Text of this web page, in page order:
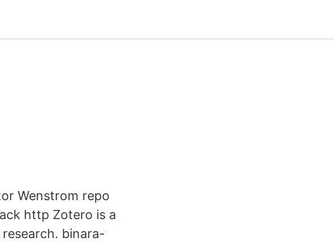
Wenstrom repo
http Zotero is a
binara-